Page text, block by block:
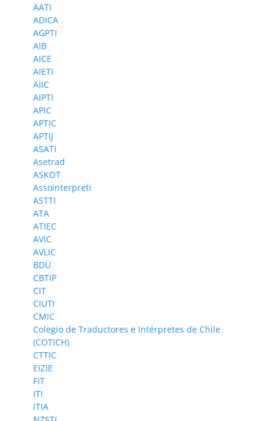
AATI
ADICA
AGPTI
AIB
AICE
AIETI
AIIC
AIPTI
APIC
APTIC
APTIJ
ASATI
Asetrad
ASKOT
Assointerpreti
ASTTI
ATA
ATIEC
AVIC
AVLIC
BDÜ
CBTIP
CIT
CIUTI
CMIC
Colegio de Traductores e Intérpretes de Chile
(COTICH)
CTTIC
EIZIE
FIT
ITI
ITIA